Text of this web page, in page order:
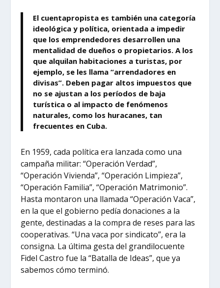
El cuentapropista es también una categoría
ideológica y política, orientada a impedir
que los emprendedores desarrollen una
mentalidad de dueños o propietarios. A los
que alquilan habitaciones a turistas, por
ejemplo, se les llama “arrendadores en
divisas”. Deben pagar altos impuestos que
no se ajustan a los períodos de baja
turística o al impacto de fenómenos
naturales, como los huracanes, tan
frecuentes en Cuba.
En 1959, cada política era lanzada como una
campaña militar: “Operación Verdad”,
“Operación Vivienda”, “Operación Limpieza”,
“Operación Familia”, “Operación Matrimonio”.
Hasta montaron una llamada “Operación Vaca”,
en la que el gobierno pedía donaciones a la
gente, destinadas a la compra de reses para las
cooperativas. “Una vaca por sindicato”, era la
consigna. La última gesta del grandilocuente
Fidel Castro fue la “Batalla de Ideas”, que ya
sabemos cómo terminó.